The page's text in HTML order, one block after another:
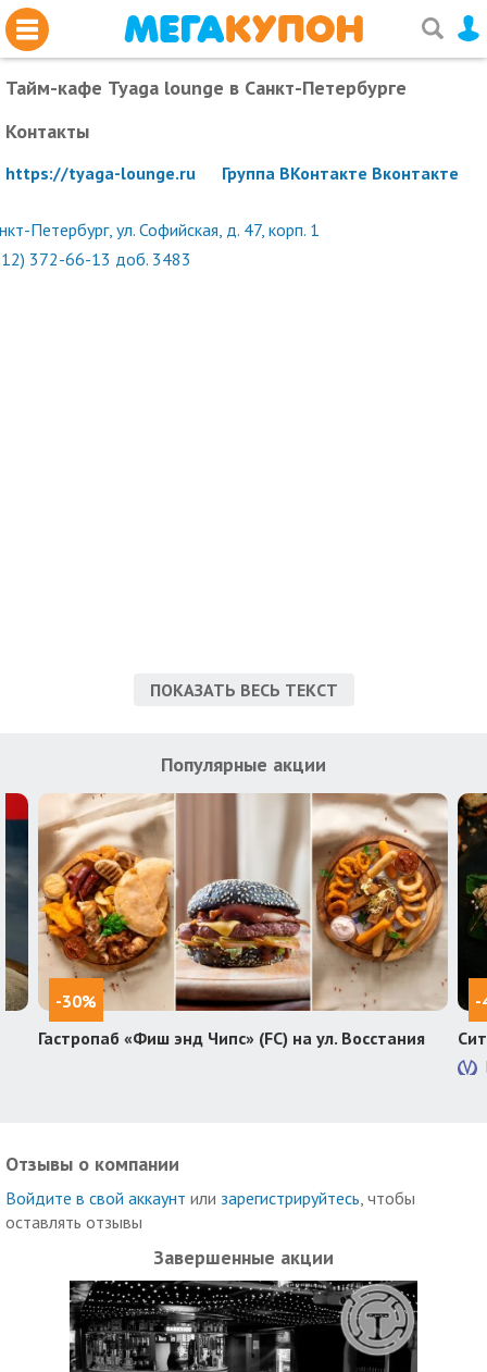
Тайм-кафе Tyaga lounge в Санкт-Петербурге
Контакты
https://tyaga-lounge.ru Группа ВКонтакте Вконтакте
Петербург, ул. Софийская, д. 47, корп. 1
372-66-13 доб. 3483
ПОКАЗАТЬ ВЕСЬ ТЕКСТ
Популярные акции
-30%
Гастропаб «Фиш энд Чипс» (FC) на ул. Восстания
-
Отзывы о компании
Войдите в свой аккаунт или зарегистрируйтесь , чтобы
оставлять отзывы
Завершенные акции